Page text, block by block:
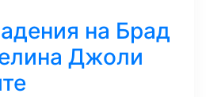
на Брад
Джоли